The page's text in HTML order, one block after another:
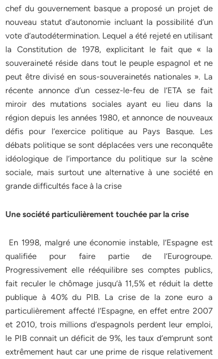
chef du gouvernement basque a proposé un projet de
nouveau statut d’autonomie incluant la possibilité d’un
vote d’autodétermination. Lequel a été rejeté en utilisant
la Constitution de 1978, explicitant le fait que « la
souveraineté réside dans tout le peuple espagnol et ne
peut être divisé en sous-souverainetés nationales ». La
récente annonce d’un cessez-le-feu de l’ETA se fait
miroir des mutations sociales ayant eu lieu dans la
région depuis les années 1980, et annonce de nouveaux
défis pour l’exercice politique au Pays Basque. Les
débats politique se sont déplacées vers une reconquête
idéologique de l’importance du politique sur la scène
sociale, mais surtout une alternative à une société en
grande difficultés face à la crise
Une société particulièrement touchée par la crise
En 1998, malgré une économie instable, l’Espagne est
qualifiée pour faire partie de l’Eurogroupe.
Progressivement elle rééquilibre ses comptes publics,
fait reculer le chômage jusqu’à 11,5% et réduit la dette
publique à 40% du PIB. La crise de la zone euro a
particulièrement affecté l’Espagne, en effet entre 2007
et 2010, trois millions d’espagnols perdent leur emploi,
le PIB connait un déficit de 9%, les taux d’emprunt sont
extrêmement haut car une prime de risque relativement